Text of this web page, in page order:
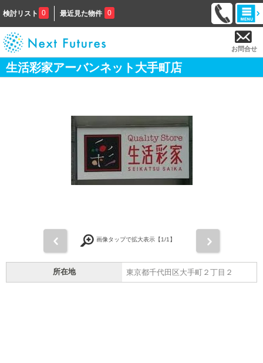
検討リスト 0 最近見た物件 0
お問合せ
生活彩家アーバンネット大手町店
画像タップで拡大表示【1/1】
所在地 東京都千代田区大手町２丁目２